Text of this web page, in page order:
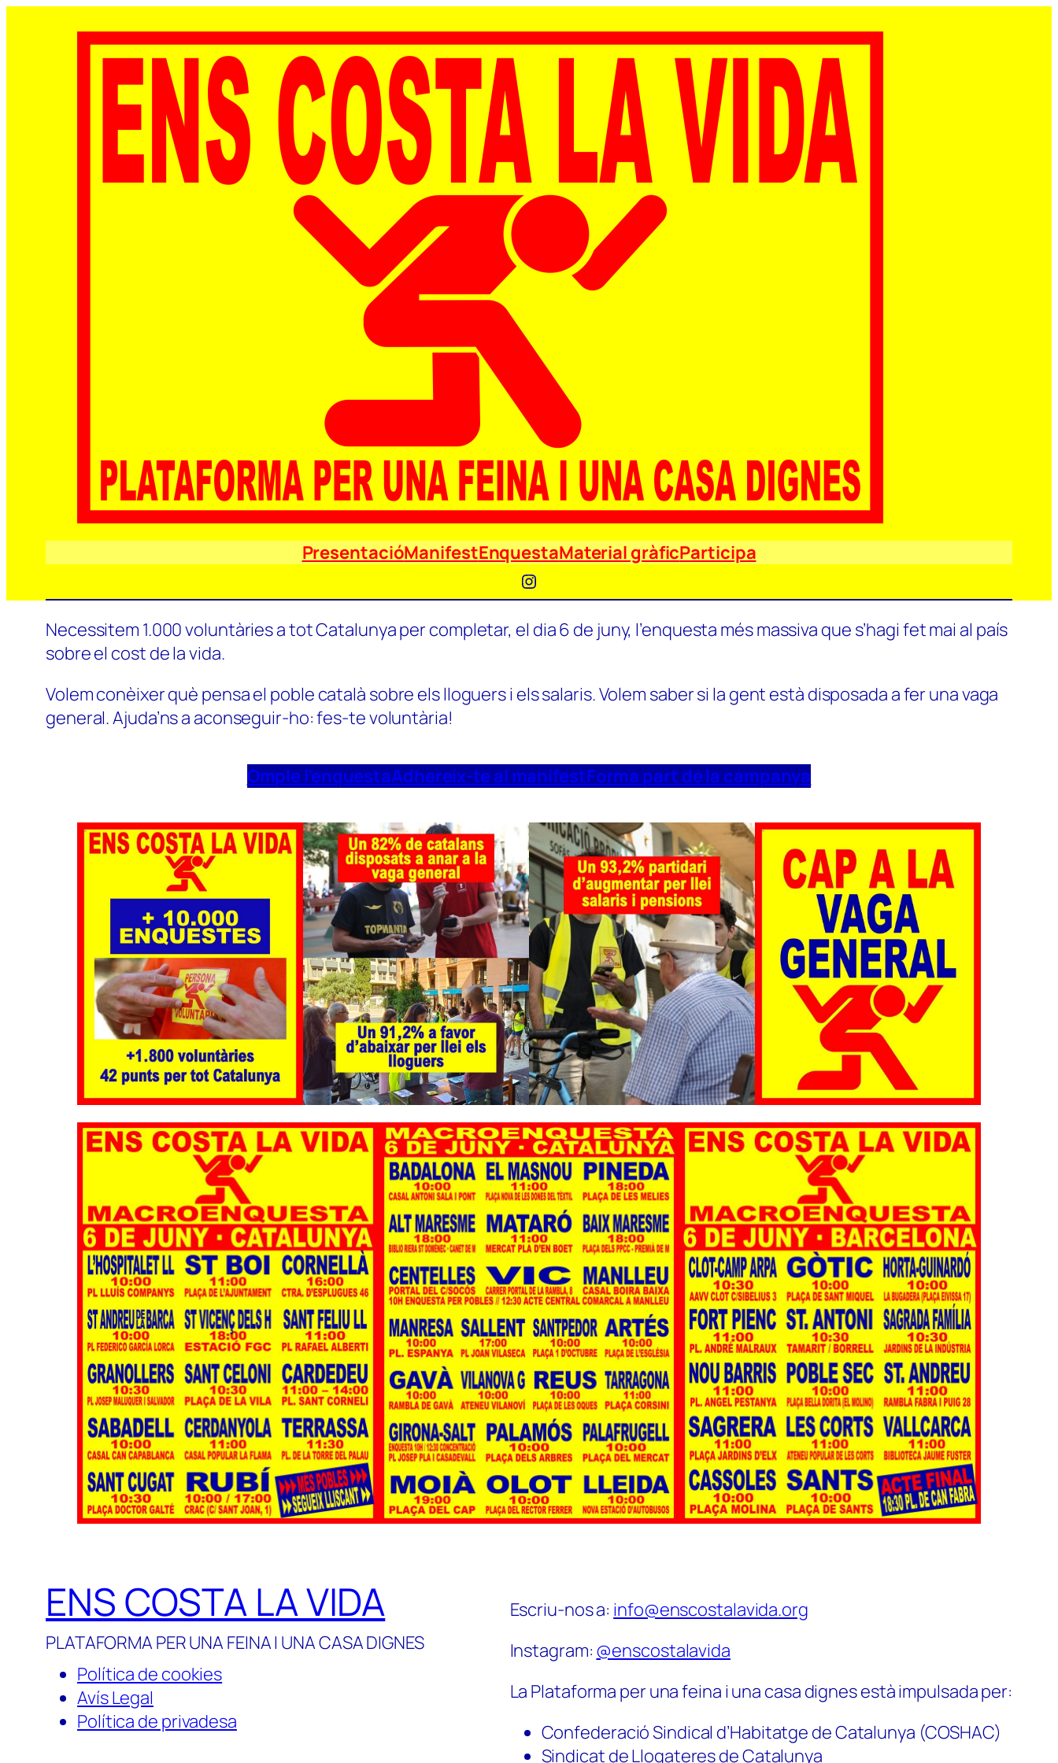
PresentacióManifestEnquestaMaterial gràficParticipa
Instagram
Necessitem 1.000 voluntàries a tot Catalunya per completar, el dia 6 de juny, l’enquesta més massiva que s’hagi fet mai al país
sobre el cost de la vida.
Volem conèixer què pensa el poble català sobre els lloguers i els salaris. Volem saber si la gent està disposada a fer una vaga
general. Ajuda’ns a aconseguir-ho: fes-te voluntària!
Omple l’enquestaAdhereix-te al manifestForma part de la campanya
ENS COSTA LA VIDA
PLATAFORMA PER UNA FEINA I UNA CASA DIGNES
Política de cookies
Avís Legal
Política de privadesa
Escriu-nos a: info@enscostalavida.org
Instagram: @enscostalavida
La Plataforma per una feina i una casa dignes està impulsada per:
Confederació Sindical d’Habitatge de Catalunya (COSHAC)
Sindicat de Llogateres de Catalunya